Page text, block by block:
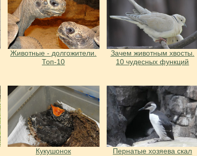
Животные - долгожители.
Топ-10
Зачем животным хвосты.
10 чудесных функций
Кукушонок Пернатые хозяева скал